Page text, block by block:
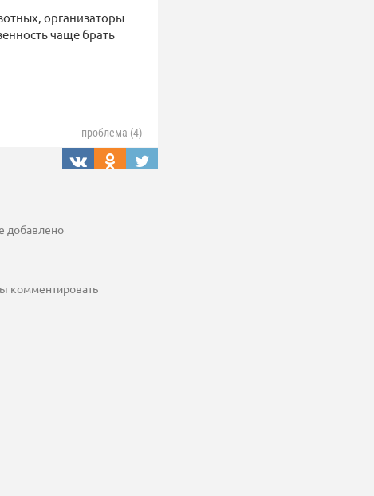
организаторы
чаще брать
проблема (4)
добавлено
комментировать